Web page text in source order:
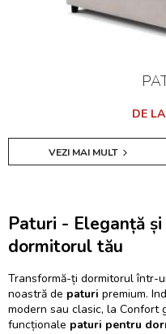
DE
VEZI MAI MULT
Paturi - Eleganță
dormitorul tău
Transformă-ți dormitorul într-
noastră de paturi premium.
modern sau clasic, la Confort
funcționale paturi pentru